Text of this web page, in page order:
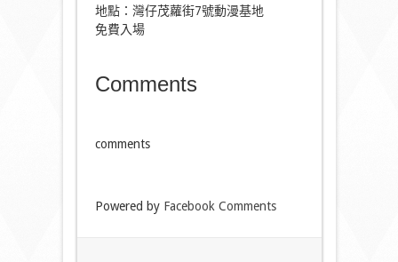
地點：灣仔茂蘿街7號動漫基地
免費入場
Comments
comments
Powered by Facebook Comments